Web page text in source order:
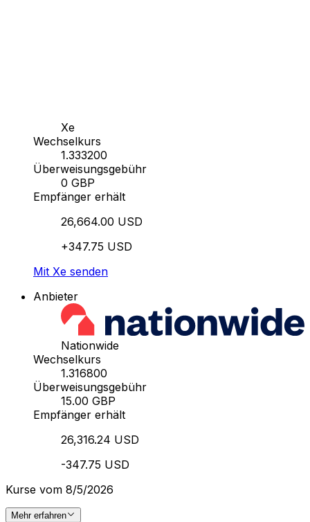
Xe
Wechselkurs
1.333200
Überweisungsgebühr
0 GBP
Empfänger erhält
26,664.00 USD
+347.75 USD
Mit Xe senden
Anbieter
Nationwide
Wechselkurs
1.316800
Überweisungsgebühr
15.00 GBP
Empfänger erhält
26,316.24 USD
-347.75 USD
Kurse vom 8/5/2026
Mehr erfahren